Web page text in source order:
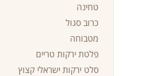
טחינה
כרוב סגול
מטבוחה
פלטת ירקות טריים
סלט ירקות ישראלי קצוץ